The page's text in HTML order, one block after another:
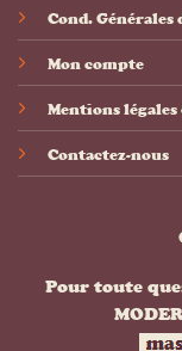
Cond. Générales
Mon compte
Mentions légales
Contactez-nous
Pour toute